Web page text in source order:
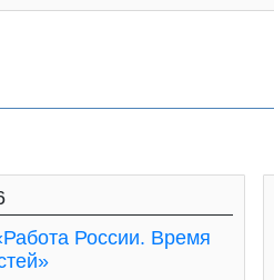
России. Время